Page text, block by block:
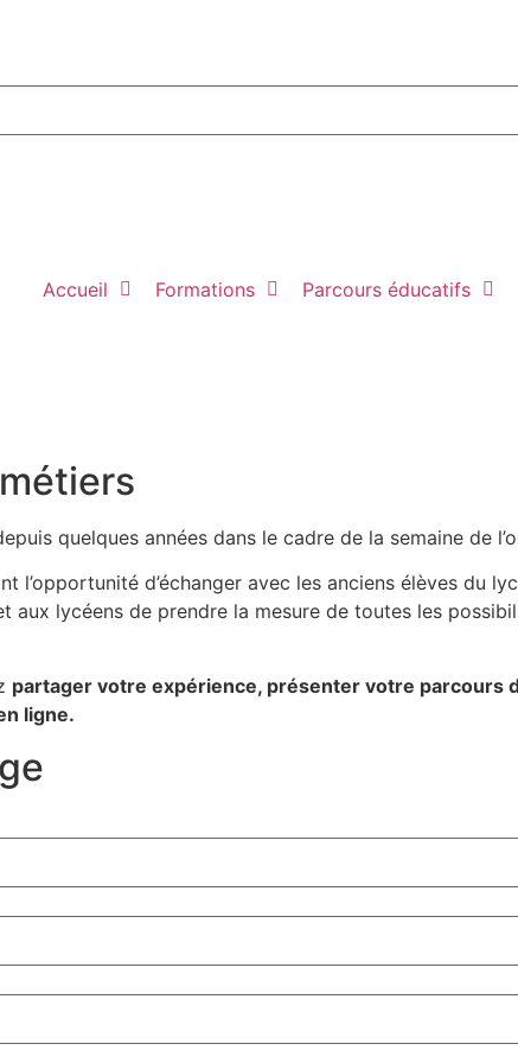
Accueil
Formations Parcours éducatifs
quelques années dans le cadre de la semaine de
l’opportunité d’échanger avec les anciens élèves du
lycéens de prendre la mesure de toutes les
partager votre expérience, présenter votre parcours
ligne.